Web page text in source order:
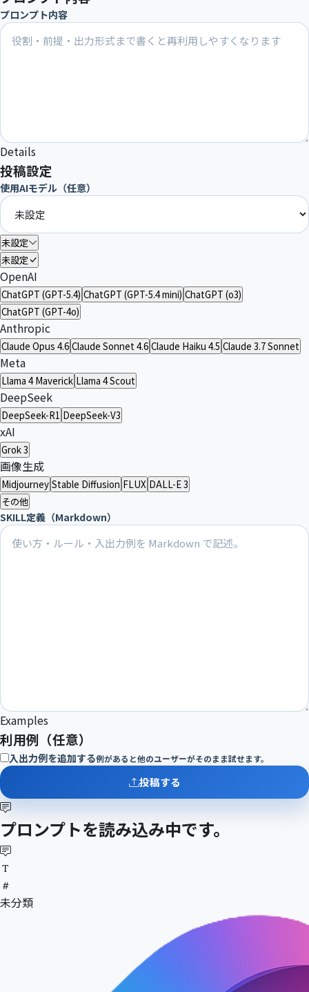
プロンプト内容
Details
投稿設定
使用AIモデル（任意）
未設定
未設定
OpenAI
ChatGPT (GPT-5.4) ChatGPT (GPT-5.4 mini) ChatGPT (o3)
ChatGPT (GPT-4o)
Anthropic
Claude Opus 4.6 Claude Sonnet 4.6 Claude Haiku 4.5 Claude 3.7 Sonnet
Meta
Llama 4 Maverick Llama 4 Scout
DeepSeek
DeepSeek-R1 DeepSeek-V3
xAI
Grok 3
画像生成
Midjourney Stable Diffusion FLUX DALL-E 3
その他
SKILL定義（Markdown）
Examples
利用例（任意）
入出力例を追加する例があると他のユーザーがそのまま試せます。
投稿する
プロンプトを読み込み中です。
形式
未分類